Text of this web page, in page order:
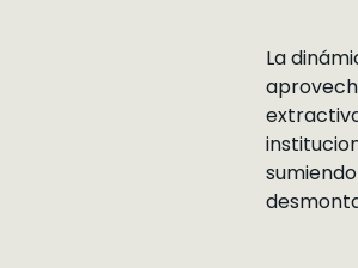
La